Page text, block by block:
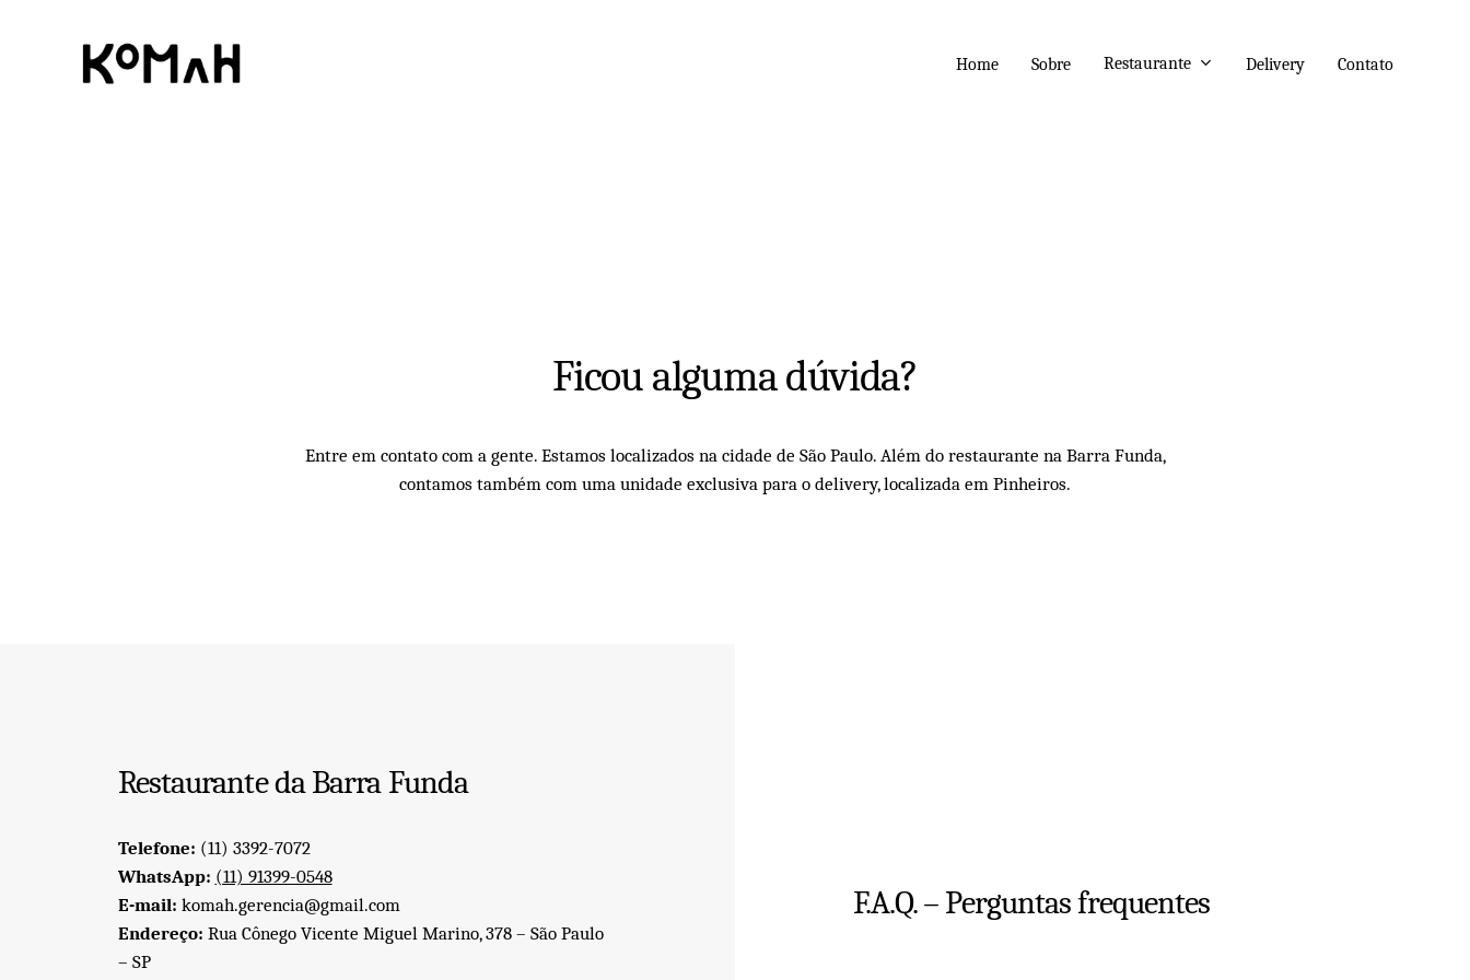
Home Sobre Restaurante Delivery Contato
Ficou alguma dúvida?
Entre em contato com a gente. Estamos localizados na cidade de São Paulo. Além do restaurante na Barra Funda,
contamos também com uma unidade exclusiva para o delivery, localizada em Pinheiros.
Restaurante da Barra Funda
Telefone: (11) 3392-7072
WhatsApp: (11) 91399-0548
E-mail: komah.gerencia@gmail.com
Endereço: Rua Cônego Vicente Miguel Marino, 378 – São Paulo
– SP
F.A.Q. – Perguntas frequentes